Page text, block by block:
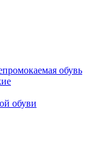
обувь
обуви